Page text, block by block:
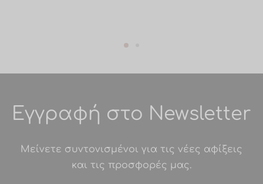
Εγγραφή στο Newsletter
Μείνετε συντονισμένοι για τις νέες αφίξεις
και τις προσφορές μας.